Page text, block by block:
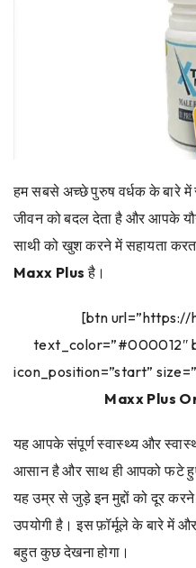
हम सबसे अच्छे पुरुष वर्धक के बारे में
जीवन को बदल देता है और आपके
साथी को खुश करने में सहायता
Maxx Plus है।
[btn url=”https://
text_color=”#000012″
icon_position=”start”
Maxx Plus
यह आपके संपूर्ण स्वास्थ्य और
आसान है और साथ ही आपको फटे
यह उम्र से जुड़े इन मुद्दों को दूर
उपयोगी है। इस फ़ॉर्मूले के बारे में
बहुत कुछ देखना होगा।